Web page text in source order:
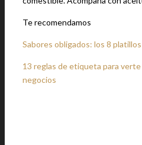
Te recomendamos
Sabores obligados: los 8
13 reglas de etiqueta para
negocios